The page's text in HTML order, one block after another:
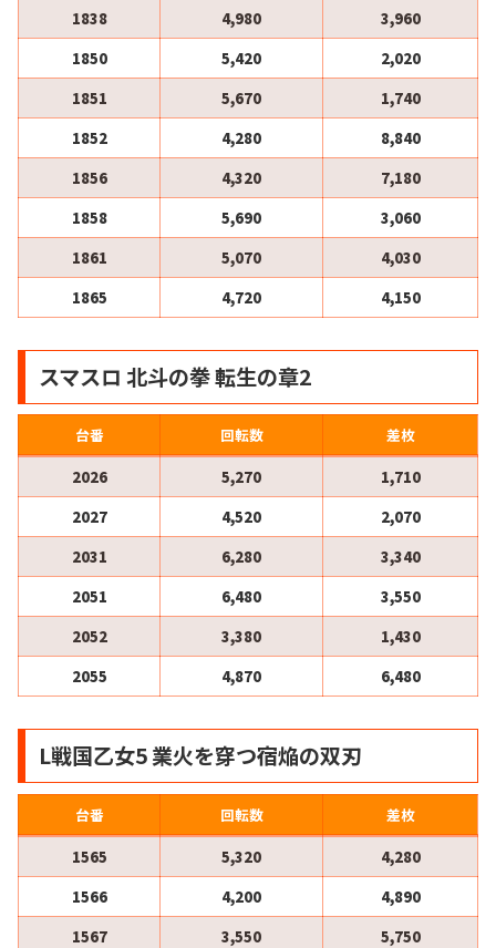
1838
4,980
3,960
1850
5,420
2,020
1851
5,670
1,740
1852
4,280
8,840
1856
4,320
7,180
1858
5,690
3,060
1861
5,070
4,030
1865
4,720 4,150
スマスロ 北斗の拳 転生の章2
台番 回転数
差枚
2026
5,270
1,710
2027
4,520
2,070
2031
6,280
3,340
2051
6,480
3,550
2052
3,380
1,430
2055
4,870 6,480
L戦国乙女5 業火を穿つ宿焔の双刃
台番 回転数
差枚
1565
5,320
4,280
1566
4,200
4,890
1567
3,550 5,750